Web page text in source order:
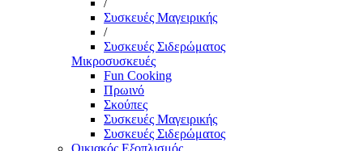
/
Συσκευές Μαγειρικής
/
Συσκευές Σιδερώματος
Μικροσυσκευές
Fun Cooking
Πρωινό
Σκούπες
Συσκευές Μαγειρικής
Συσκευές Σιδερώματος
Οικιακός Εξοπλισμός